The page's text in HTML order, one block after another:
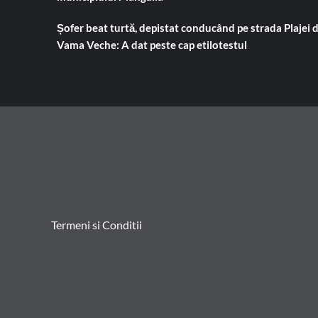
Șofer beat turtă, depistat conducând pe strada Plajei
Vama Veche: A dat peste cap etilotestul
Termeni si Conditii